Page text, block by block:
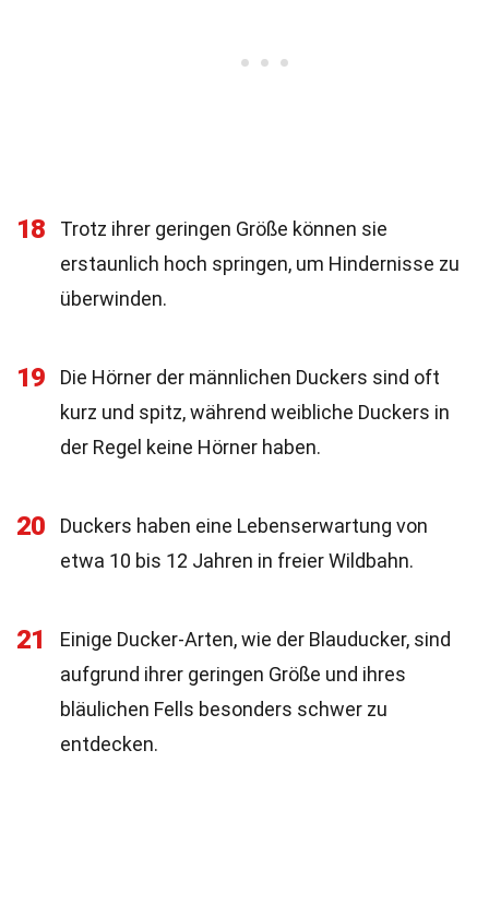
18
Trotz ihrer geringen Größe können sie
erstaunlich hoch springen, um Hindernisse zu
überwinden.
19
Die Hörner der männlichen Duckers sind oft
kurz und spitz, während weibliche Duckers in
der Regel keine Hörner haben.
20
Duckers haben eine Lebenserwartung von
etwa 10 bis 12 Jahren in freier Wildbahn.
21
Einige Ducker-Arten, wie der Blauducker, sind
aufgrund ihrer geringen Größe und ihres
bläulichen Fells besonders schwer zu
entdecken.